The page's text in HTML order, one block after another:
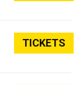
TICKETS